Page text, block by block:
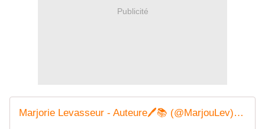
Publicité
Marjorie Levasseur - Auteure🖊️📚 (@MarjouLev) | Twitter